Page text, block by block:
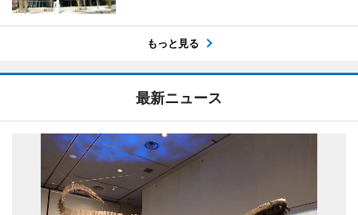
もっと見る
最新ニュース